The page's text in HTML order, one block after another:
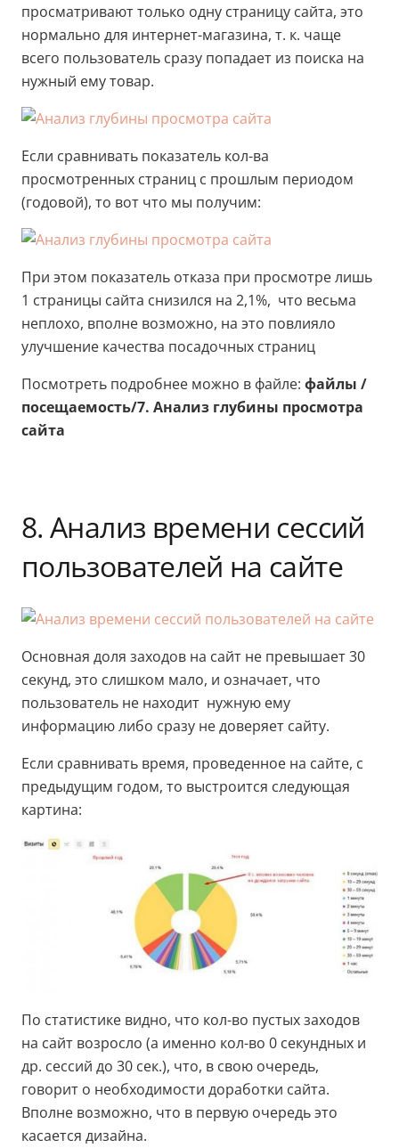
просматривают только одну страницу сайта, это
нормально для интернет-магазина, т. к. чаще
всего пользователь сразу попадает из поиска на
нужный ему товар.
Если сравнивать показатель кол-ва
просмотренных страниц с прошлым периодом
(годовой), то вот что мы получим:
При этом показатель отказа при просмотре лишь
1 страницы сайта снизился на 2,1%, что весьма
неплохо, вполне возможно, на это повлияло
улучшение качества посадочных страниц
Посмотреть подробнее можно в файле: файлы /
посещаемость/7. Анализ глубины просмотра
сайта
8. Анализ времени сессий
пользователей на сайте
Основная доля заходов на сайт не превышает 30
секунд, это слишком мало, и означает, что
пользователь не находит нужную ему
информацию либо сразу не доверяет сайту.
Если сравнивать время, проведенное на сайте, с
предыдущим годом, то выстроится следующая
картина:
По статистике видно, что кол-во пустых заходов
на сайт возросло (а именно кол-во 0 секундных и
др. сессий до 30 сек.), что, в свою очередь,
говорит о необходимости доработки сайта.
Вполне возможно, что в первую очередь это
касается дизайна.